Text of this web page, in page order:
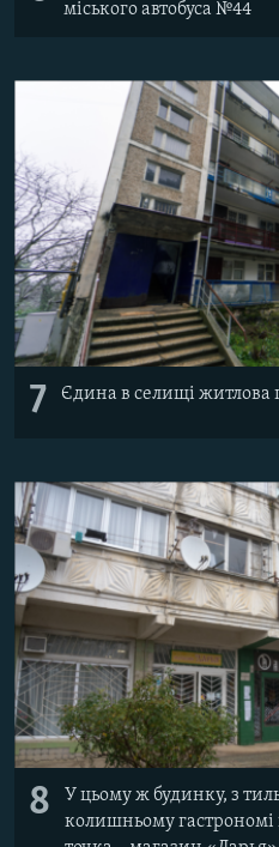
міського автобуса №44
7 Єдина в селищі житлова
8
У цьому ж будинку, з
колишньому гастрономі